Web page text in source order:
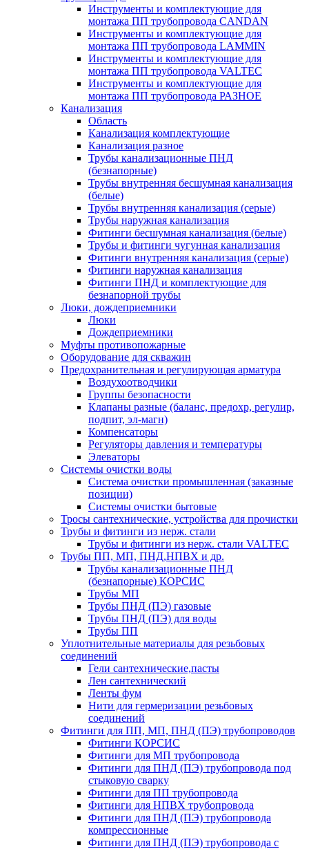
Инструменты и комплектующие для
монтажа ПП трубопровода CANDAN
Инструменты и комплектующие для
монтажа ПП трубопровода LAMMIN
Инструменты и комплектующие для
монтажа ПП трубопровода VALTEC
Инструменты и комплектующие для
монтажа ПП трубопровода РАЗНОЕ
Канализация
Область
Канализация комплектующие
Канализация разное
Трубы канализационные ПНД
(безнапорные)
Трубы внутренняя бесшумная канализация
(белые)
Трубы внутренняя канализация (серые)
Трубы наружная канализация
Фитинги бесшумная канализация (белые)
Трубы и фитинги чугунная канализация
Фитинги внутренняя канализация (серые)
Фитинги наружная канализация
Фитинги ПНД и комплектующие для
безнапорной трубы
Люки, дождеприемники
Люки
Дождеприемники
Муфты противопожарные
Оборудование для скважин
Предохранительная и регулирующая арматура
Воздухоотводчики
Группы безопасности
Клапаны разные (баланс, предохр, регулир,
подпит, эл-магн)
Компенсаторы
Регуляторы давления и температуры
Элеваторы
Системы очистки воды
Система очистки промышленная (заказные
позиции)
Системы очистки бытовые
Тросы сантехнические, устройства для прочистки
Трубы и фитинги из нерж. стали
Трубы и фитинги из нерж. стали VALTEC
Трубы ПП, МП, ПНД,НПВХ и др.
Трубы канализационные ПНД
(безнапорные) КОРСИС
Трубы МП
Трубы ПНД (ПЭ) газовые
Трубы ПНД (ПЭ) для воды
Трубы ПП
Уплотнительные материалы для резьбовых
соединений
Гели сантехнические,пасты
Лен сантехнический
Ленты фум
Нити для гермеризации резьбовых
соединений
Фитинги для ПП, МП, ПНД (ПЭ) трубопроводов
Фитинги КОРСИС
Фитинги для МП трубопровода
Фитинги для ПНД (ПЭ) трубопровода под
стыковую сварку
Фитинги для ПП трубопровода
Фитинги для НПВХ трубопровода
Фитинги для ПНД (ПЭ) трубопровода
компрессионные
Фитинги для ПНД (ПЭ) трубопровода с